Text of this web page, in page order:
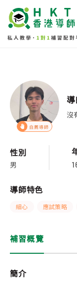
自薦導師
沒
性別
男
導師特色
細心 應試策略
補習概覽
簡介